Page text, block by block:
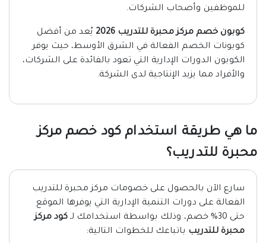
للموظفين وأصحاب الشركات.
كوبون خصم مركز محبرة للتدريب 2026
يُعد من أفضل
كوبونات الخصم الفعالة في الشرق الأوسط، حيث يوفر
الكوبون الدورات الإدارية التي تعود بالفائدة على الشركات،
والأفراد مما يزيد الإنتاجية لدى الشركة.
ما هي طريقة استخدام كود خصم مركز
محبرة للتدريب؟
سارع الآن بالحصول على خصومات مركز محبرة للتدريب
الفعالة على دورات التنمية الإدارية التي يوفرها الموقع
حتى 30% خصم، وذلك بواسطة استخدامك لـ
كود مركز
محبرة للتدريب باتباعك للخطوات التالية: